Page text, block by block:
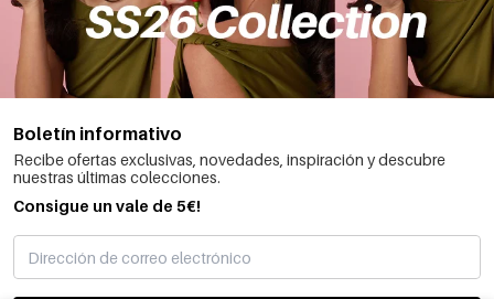
Boletín informativo
Recibe ofertas exclusivas, novedades, inspiración y descubre
nuestras últimas colecciones.
Consigue un vale de 5€!